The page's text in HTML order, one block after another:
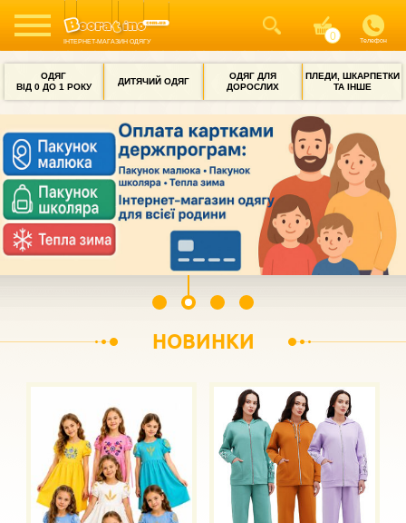
ІНТЕРНЕТ-МАГАЗИН ОДЯГУ Телефон
ОДЯГ
ВІД 0 ДО 1 РОКУ
ДИТЯЧИЙ ОДЯГ
ОДЯГ ДЛЯ
ДОРОСЛИХ
ПЛЕДИ, ШКАРПЕТКИ
ТА ІНШЕ
НОВИНКИ